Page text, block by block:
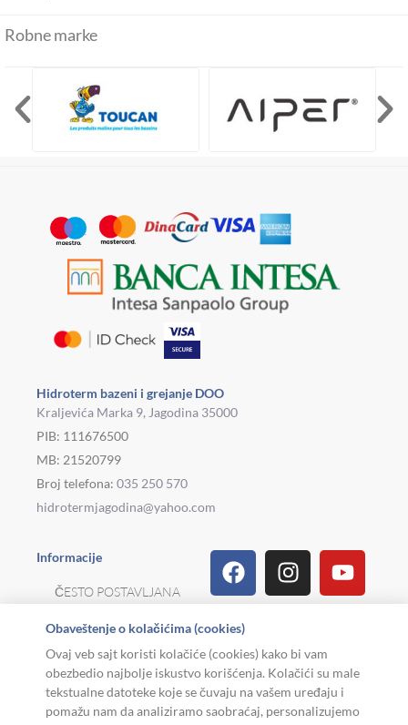
Robne marke
Hidroterm bazeni i grejanje DOO
Kraljevića Marka 9, Jagodina 35000
PIB: 111676500
MB: 21520799
Broj telefona: 035 250 570
hidrotermjagodina@yahoo.com
Informacije
ČESTO POSTAVLJANA
REKLAMACIJE I
POVRAT ROBE
FacebookInstagram
Linkedin
Viber
TiktokPinterest
Obaveštenje o kolačićima (cookies)
Ovaj veb sajt koristi kolačiće (cookies) kako bi vam
obezbedio najbolje iskustvo korišćenja. Kolačići su male
tekstualne datoteke koje se čuvaju na vašem uređaju i
pomažu nam da analiziramo saobraćaj, personalizujemo